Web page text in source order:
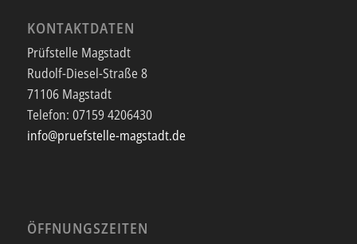
KONTAKTDATEN
Prüfstelle Magstadt
Rudolf-Diesel-Straße 8
71106 Magstadt
Telefon: 07159 4206430
info@pruefstelle-magstadt.de
ÖFFNUNGSZEITEN